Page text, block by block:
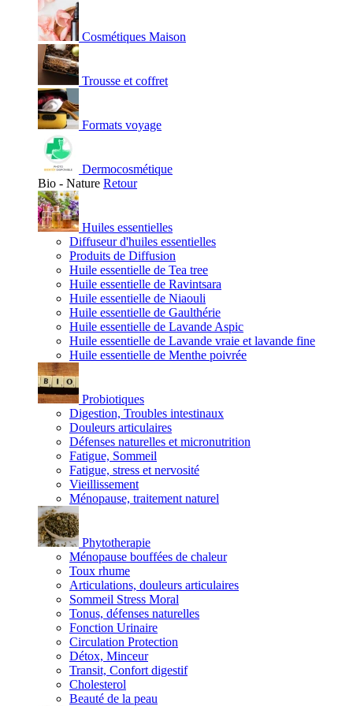
Cosmétiques Maison
Trousse et coffret
Formats voyage
Dermocosmétique
Bio - Nature Retour
Huiles essentielles
Diffuseur d'huiles essentielles
Produits de Diffusion
Huile essentielle de Tea tree
Huile essentielle de Ravintsara
Huile essentielle de Niaouli
Huile essentielle de Gaulthérie
Huile essentielle de Lavande Aspic
Huile essentielle de Lavande vraie et lavande fine
Huile essentielle de Menthe poivrée
Probiotiques
Digestion, Troubles intestinaux
Douleurs articulaires
Défenses naturelles et micronutrition
Fatigue, Sommeil
Fatigue, stress et nervosité
Vieillissement
Ménopause, traitement naturel
Phytotherapie
Ménopause bouffées de chaleur
Toux rhume
Articulations, douleurs articulaires
Sommeil Stress Moral
Tonus, défenses naturelles
Fonction Urinaire
Circulation Protection
Détox, Minceur
Transit, Confort digestif
Cholesterol
Beauté de la peau